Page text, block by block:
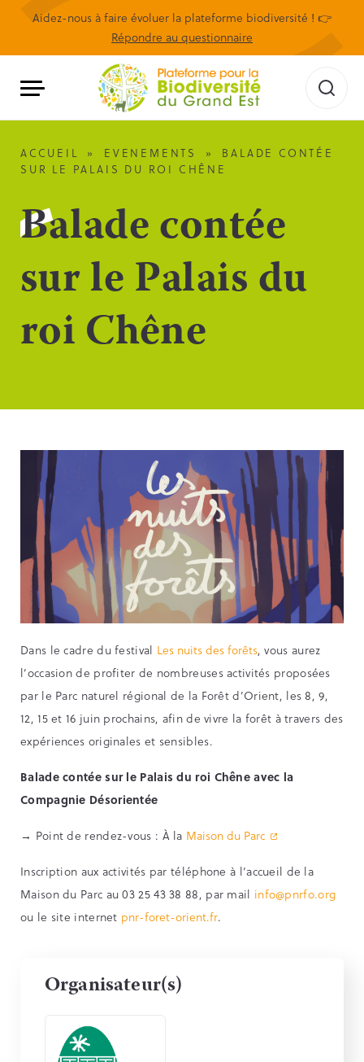
Aidez-nous à faire évoluer la plateforme biodiversité ! 👉
Répondre au questionnaire
ACCUEIL » EVENEMENTS »
BALADE CONTÉE
SUR LE PALAIS DU ROI CHÊNE
Balade contée
sur le Palais du
roi Chêne
Dans le cadre du festival Les nuits des forêts, vous aurez
l’occasion de profiter de nombreuses activités proposées
par le Parc naturel régional de la Forêt d’Orient, les 8, 9,
12, 15 et 16 juin prochains, afin de vivre la forêt à travers des
expériences originales et sensibles.
Balade contée sur le Palais du roi Chêne avec la
Compagnie Désorientée
→ Point de rendez-vous : À la Maison du Parc
Inscription aux activités par téléphone à l’accueil de la
Maison du Parc au 03 25 43 38 88, par mail info@pnrfo.org
ou le site internet pnr-foret-orient.fr.
Organisateur(s)